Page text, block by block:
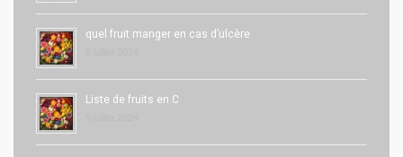
quel fruit manger en cas d’ulcère
Liste de fruits en C